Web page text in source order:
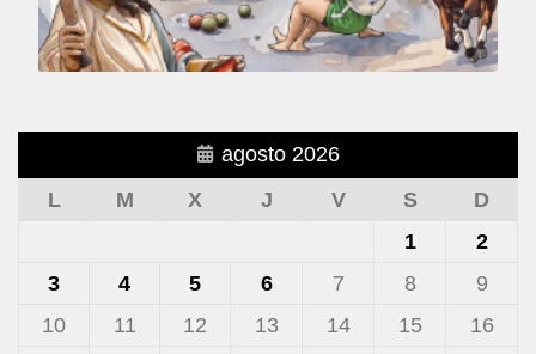
agosto 2026
L
M X J V S
D
1
2
3
4 5 6 7 8
9
10
11 12 13 14 15
16